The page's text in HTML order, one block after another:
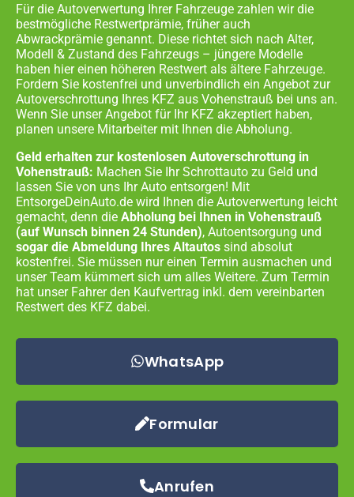
Für die Autoverwertung Ihrer Fahrzeuge zahlen wir die
bestmögliche Restwertprämie, früher auch
Abwrackprämie genannt. Diese richtet sich nach Alter,
Modell & Zustand des Fahrzeugs – jüngere Modelle
haben hier einen höheren Restwert als ältere Fahrzeuge.
Fordern Sie kostenfrei und unverbindlich ein Angebot zur
Autoverschrottung Ihres KFZ aus Vohenstrauß bei uns an.
Wenn Sie unser Angebot für Ihr KFZ akzeptiert haben,
planen unsere Mitarbeiter mit Ihnen die Abholung.
Geld erhalten zur kostenlosen Autoverschrottung in
Vohenstrauß: Machen Sie Ihr Schrottauto zu Geld und
lassen Sie von uns Ihr Auto entsorgen! Mit
EntsorgeDeinAuto.de wird Ihnen die Autoverwertung leicht
gemacht, denn die Abholung bei Ihnen in Vohenstrauß
(auf Wunsch binnen 24 Stunden), Autoentsorgung und
sogar die Abmeldung Ihres Altautos sind absolut
kostenfrei. Sie müssen nur einen Termin ausmachen und
unser Team kümmert sich um alles Weitere. Zum Termin
hat unser Fahrer den Kaufvertrag inkl. dem vereinbarten
Restwert des KFZ dabei.
WhatsApp
Formular
Anrufen